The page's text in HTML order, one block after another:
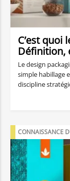
C’est quoi
Définition,
Le design
simple habillage
discipline
ultra-
rôle
et la fidélisation.
CONNAISSANCE